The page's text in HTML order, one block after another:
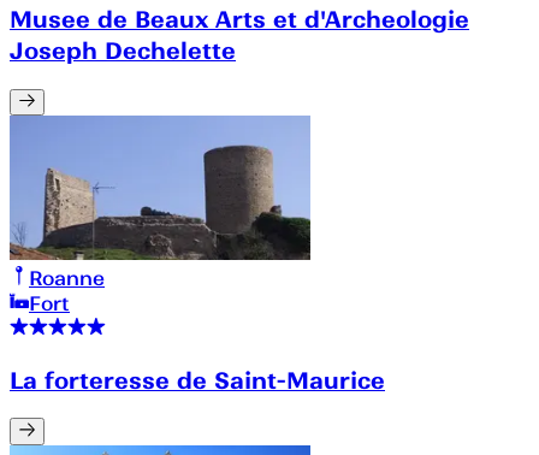
Musee de Beaux Arts et d'Archeologie
Joseph Dechelette
Roanne
Fort
La forteresse de Saint-Maurice